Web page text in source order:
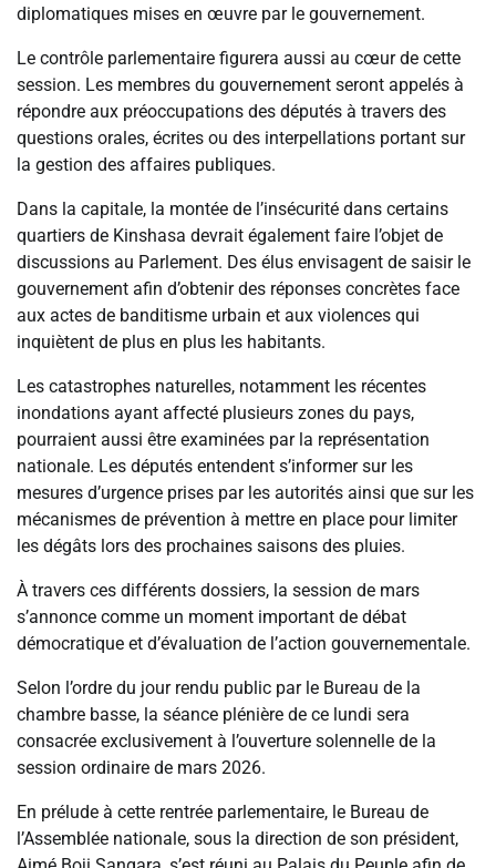
diplomatiques mises en œuvre par le gouvernement.
Le contrôle parlementaire figurera aussi au cœur de cette
session. Les membres du gouvernement seront appelés à
répondre aux préoccupations des députés à travers des
questions orales, écrites ou des interpellations portant sur
la gestion des affaires publiques.
Dans la capitale, la montée de l’insécurité dans certains
quartiers de Kinshasa devrait également faire l’objet de
discussions au Parlement. Des élus envisagent de saisir le
gouvernement afin d’obtenir des réponses concrètes face
aux actes de banditisme urbain et aux violences qui
inquiètent de plus en plus les habitants.
Les catastrophes naturelles, notamment les récentes
inondations ayant affecté plusieurs zones du pays,
pourraient aussi être examinées par la représentation
nationale. Les députés entendent s’informer sur les
mesures d’urgence prises par les autorités ainsi que sur les
mécanismes de prévention à mettre en place pour limiter
les dégâts lors des prochaines saisons des pluies.
À travers ces différents dossiers, la session de mars
s’annonce comme un moment important de débat
démocratique et d’évaluation de l’action gouvernementale.
Selon l’ordre du jour rendu public par le Bureau de la
chambre basse, la séance plénière de ce lundi sera
consacrée exclusivement à l’ouverture solennelle de la
session ordinaire de mars 2026.
En prélude à cette rentrée parlementaire, le Bureau de
l’Assemblée nationale, sous la direction de son président,